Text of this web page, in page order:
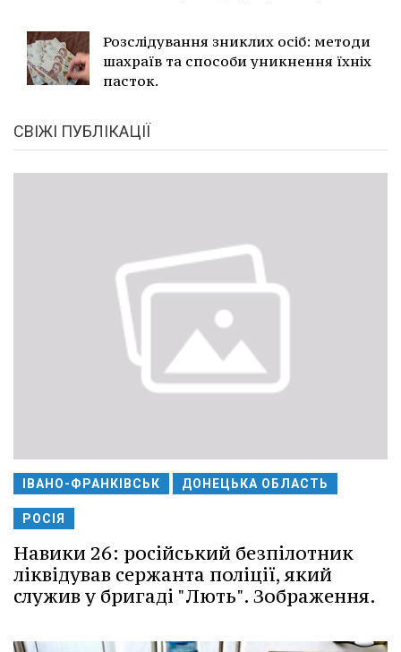
Розслідування зниклих осіб: методи
шахраїв та способи уникнення їхніх
пасток.
СВІЖІ ПУБЛІКАЦІЇ
ІВАНО-ФРАНКІВСЬК ДОНЕЦЬКА ОБЛАСТЬ
РОСІЯ
Навики 26: російський безпілотник
ліквідував сержанта поліції, який
служив у бригаді "Лють". Зображення.